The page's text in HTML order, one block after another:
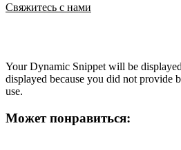
Свяжитесь с нами
Your Dynamic Snippet will be
displayed because you did not provide
use.
Может понравиться: